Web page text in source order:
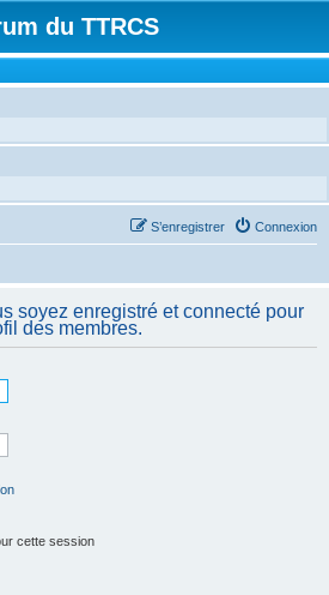
du TTRCS
Connexion
S’enregistrer
soyez enregistré et connecté pour
des membres.
cette session